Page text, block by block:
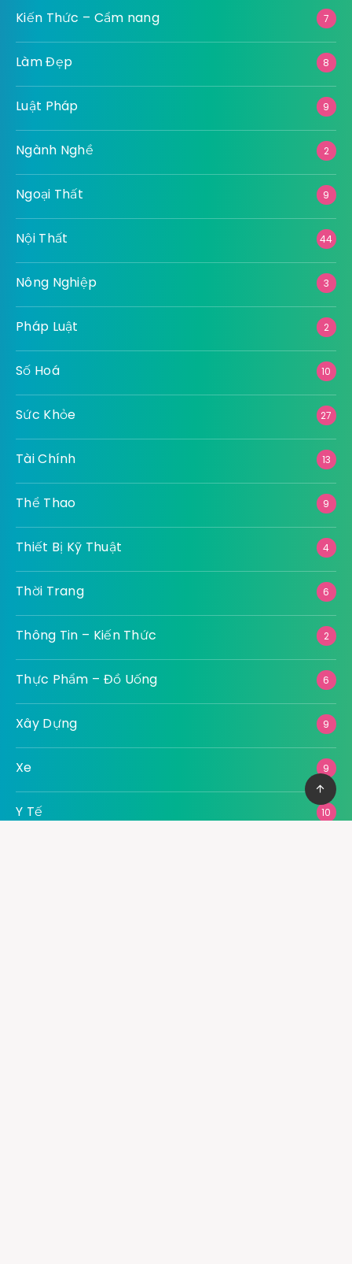
Kiến Thức – Cẩm nang 7
Làm Đẹp 8
Luật Pháp 9
Ngành Nghề 2
Ngoại Thất 9
Nội Thất 44
Nông Nghiệp 3
Pháp Luật 2
Số Hoá 10
Sức Khỏe 27
Tài Chính 13
Thể Thao 9
Thiết Bị Kỹ Thuật 4
Thời Trang 6
Thông Tin – Kiến Thức 2
Thực Phẩm – Đồ Uống 6
Xây Dựng 9
Xe 9
Y Tế 10